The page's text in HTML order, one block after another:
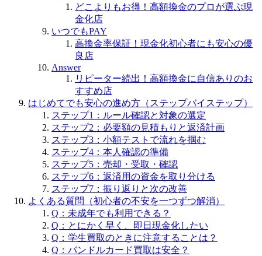
どこよりもお得！高額換金のプロが選ぶ現
金化店
いつでもPAY
高換金率保証！現金化初心者にも安心の優
良店
Answer
リピーター続出！高額換金に自信ありのお
すすめ店
はじめてでも安心の進め方（ステップバイステップ）
ステップ1：ルール確認と対象の選定
ステップ2：必要額の見積もりと返済計画
ステップ3：小額テストで流れを掴む
ステップ4：本人確認の準備
ステップ5：売却・受取・確認
ステップ6：返済用の資金を取り分ける
ステップ7：振り返りと次の改善
よくある質問（初心者の不安を一つずつ解消）
Q：未成年でも利用できる？
Q：とにかく早く、即日現金化したい
Q：学生買取のときに注意することは？
Q：バンドルカード買取は安全？